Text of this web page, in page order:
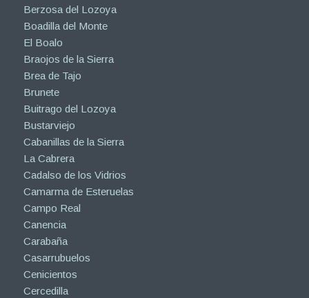
Berzosa del Lozoya
Boadilla del Monte
El Boalo
Braojos de la Sierra
Brea de Tajo
Brunete
Buitrago del Lozoya
Bustarviejo
Cabanillas de la Sierra
La Cabrera
Cadalso de los Vidrios
Camarma de Esteruelas
Campo Real
Canencia
Carabaña
Casarrubuelos
Cenicientos
Cercedilla